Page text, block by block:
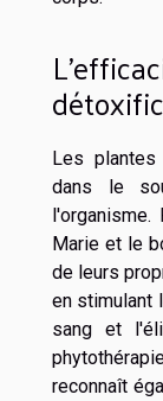
Les
dans le
Marie et le
de leurs
en stimulant
sang et
reconnaît